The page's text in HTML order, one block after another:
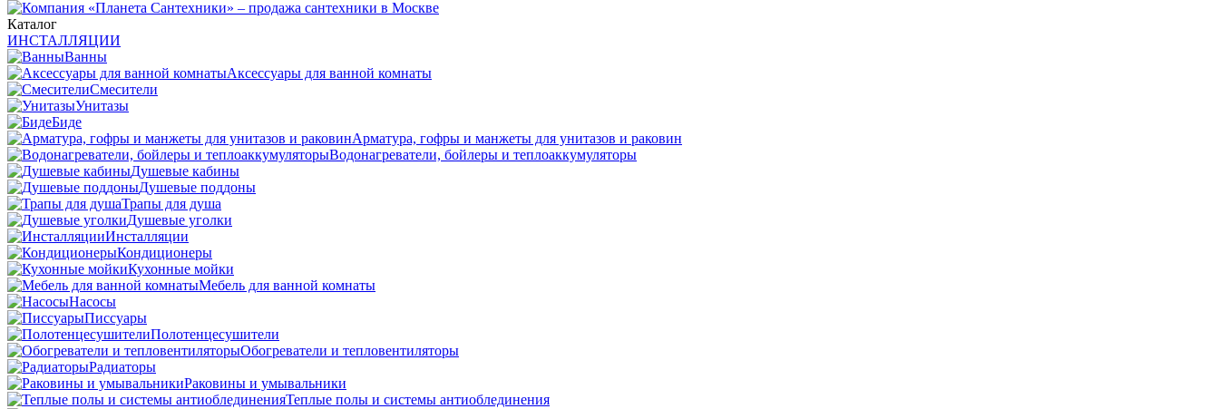
Каталог
ИНСТАЛЛЯЦИИ
Ванны
Аксессуары для ванной комнаты
Смесители
Унитазы
Биде
Арматура, гофры и манжеты для унитазов и раковин
Водонагреватели, бойлеры и теплоаккумуляторы
Душевые кабины
Душевые поддоны
Трапы для душа
Душевые уголки
Инсталляции
Кондиционеры
Кухонные мойки
Мебель для ванной комнаты
Насосы
Писсуары
Полотенцесушители
Обогреватели и тепловентиляторы
Радиаторы
Раковины и умывальники
Теплые полы и системы антиоблединения